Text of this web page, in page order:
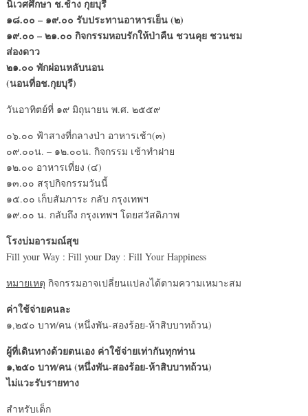
นิเวศศึกษา ช.ช้าง กุยบุรี
๑๘.๐๐ – ๑๙.๐๐ รับประทานอาหารเย็น (๒)
๑๙.๐๐ – ๒๑.๐๐ กิจกรรมหอบรักให้ป่าคืน ชวนคุย ชวนชม
ส่องดาว
๒๑.๐๐ พักผ่อนหลับนอน
(นอนที่อช.กุยบุรี)
วันอาทิตย์ที่ ๑๙ มิถุนายน พ.ศ. ๒๕๕๙
๐๖.๐๐ ฟ้าสางที่กลางป่า อาหารเช้า(๓)
๐๙.๐๐น. – ๑๒.๐๐น. กิจกรรม เช้าทำฝาย
๑๒.๐๐ อาหารเที่ยง (๔)
๑๓.๐๐ สรุปกิจกรรมวันนี้
๑๕.๐๐ เก็บสัมภาระ กลับ กรุงเทพฯ
๑๙.๐๐ น. กลับถึง กรุงเทพฯ โดยสวัสดิภาพ
โรงบ่มอารมณ์สุข
Fill your Way : Fill your Day : Fill Your Happiness
หมายเหตุ กิจกรรมอาจเปลี่ยนแปลงได้ตามความเหมาะสม
ค่าใช้จ่ายคนละ
๑,๒๕๐ บาท/คน (หนึ่งพัน-สองร้อย-ห้าสิบบาทถ้วน)
ผู้ที่เดินทางด้วยตนเองค่าใช้จ่ายเท่ากันทุกท่าน
๑,๒๕๐ บาท/คน (หนึ่งพัน-สองร้อย-ห้าสิบบาทถ้วน)
ไม่แวะรับรายทาง
สำหรับเด็ก